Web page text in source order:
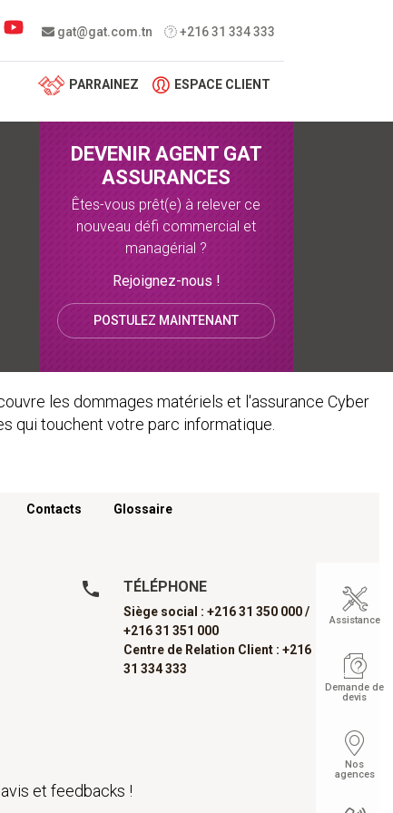
gat@gat.com.tn +216 31 334 333
PARRAINEZ ESPACE CLIENT
DEVENIR AGENT GAT
ASSURANCES
Êtes-vous prêt(e) à relever ce
nouveau défi commercial et
managérial ?
Rejoignez-nous !
POSTULEZ MAINTENANT
les dommages matériels et l'assurance Cyber
qui touchent votre parc informatique.
Contacts Glossaire
TÉLÉPHONE
Siège social : +216 31 350 000 /
+216 31 351 000
Centre de Relation Client : +216
31 334 333
et feedbacks !
Assistance
Demande de
devis
Nos
agences